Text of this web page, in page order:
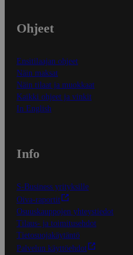
Ohjeet
Ensitilaajan ohjeet
Näin maksat
Näin tilaat ja muokkaat
Kaikki ohjeet ja vinkit
In English
Info
S-Business yrityksille
Oiva-raportit
Osuuskauppojen yhteystiedot
Tilaus- ja toimitusehdot
Tietosuojakäytäntö
Palvelun käyttöehdot